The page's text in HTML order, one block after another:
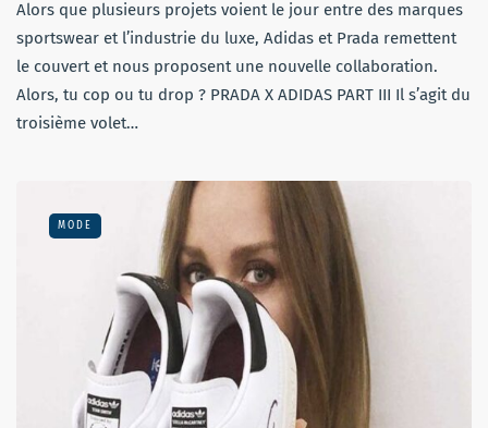
Alors que plusieurs projets voient le jour entre des marques
sportswear et l’industrie du luxe, Adidas et Prada remettent
le couvert et nous proposent une nouvelle collaboration.
Alors, tu cop ou tu drop ? PRADA X ADIDAS PART III Il s’agit du
troisième volet…
MODE